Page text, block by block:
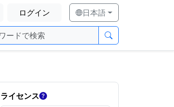
ログイン 日本語
ライセンス